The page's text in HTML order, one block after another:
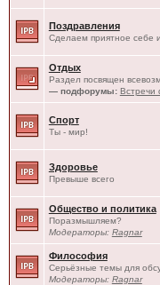
Поздравления
Сделаем приятное себе
Отдых
Раздел посвящен
— подфорумы: Встречи
Спорт
Ты - мир!
Здоровье
Превыше всего
Общество и политика
Поразмышляем?
Модераторы: Ragnar
Философия
Серьёзные темы для
Модераторы: Ragnar